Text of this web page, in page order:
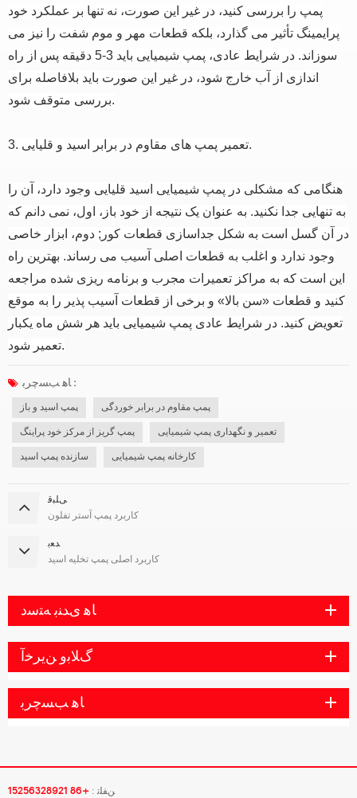
پمپ را بررسی کنید، در غیر این صورت، نه تنها بر عملکرد خود
پرایمینگ تأثیر می گذارد، بلکه قطعات مهر و موم شفت را نیز می
سوزاند.
در شرایط عادی، پمپ شیمیایی باید 3-5 دقیقه پس از راه
اندازی از آب خارج شود، در غیر این صورت باید بلافاصله برای
بررسی متوقف شود.
3. تعمیر پمپ های مقاوم در برابر اسید و قلیایی.
هنگامی که مشکلی در پمپ شیمیایی اسید قلیایی وجود دارد، آن را
به تنهایی جدا نکنید. به عنوان یک نتیجه از خود باز، اول، نمی دانم که
در آن گسل است به شکل جداسازی قطعات کور; دوم، ابزار خاصی
وجود ندارد و اغلب به قطعات اصلی آسیب می رساند. بهترین راه
این است که به مراکز تعمیرات مجرب و برنامه ریزی شده مراجعه
کنید و قطعات «سن بالا» و برخی از قطعات آسیب پذیر را به موقع
تعویض کنید. در شرایط عادی پمپ شیمیایی باید هر شش ماه یکبار
تعمیر شود.
ﺎﻫ ﺐﺴﭼﺮﺑ :
پمپ اسید و باز پمپ مقاوم در برابر خوردگی
پمپ گریز از مرکز خود پراینگ تعمیر و نگهداری پمپ شیمیایی
سازنده پمپ اسید کارخانه پمپ شیمیایی
ﯽﻠﺒﻗ
کاربرد پمپ آستر تفلون
ﺪﻌﺑ
کاربرد اصلی پمپ تخلیه اسید
ﺎﻫ ﯼﺪﻨﺑ ﻪﺘﺳﺩ
ﮒﻼ ﺑﻭ ﻦﯾﺮﺧﺁ
ﺎﻫ ﺐﺴﭼﺮﺑ
ﻦﻔﻠﺗ : +86 15256328921